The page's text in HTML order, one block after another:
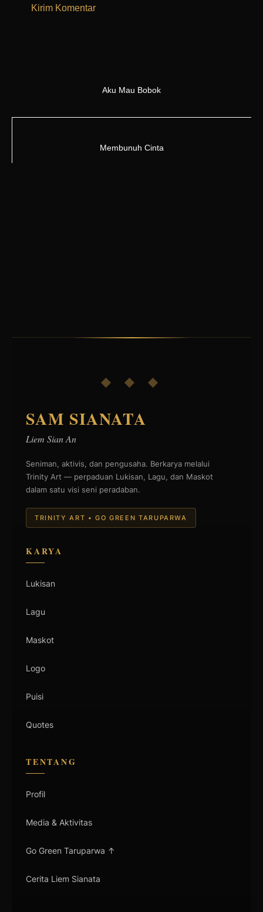
Aku Mau Bobok
Membunuh Cinta
◆ ◆ ◆
SAM SIANATA
Liem Sian An
Seniman, aktivis, dan pengusaha. Berkarya melalui
Trinity Art — perpaduan Lukisan, Lagu, dan Maskot
dalam satu visi seni peradaban.
TRINITY ART • GO GREEN TARUPARWA
KARYA
Lukisan
Lagu
Maskot
Logo
Puisi
Quotes
TENTANG
Profil
Media & Aktivitas
Go Green Taruparwa ↑
Cerita Liem Sianata